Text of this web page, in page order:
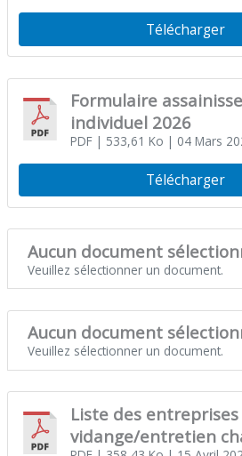
Télécharger
Formulaire
individuel 2026
PDF| 533,61 Ko | 04 Mars
Télécharger
Aucun document
Veuillez sélectionner un document.
Aucun document
Veuillez sélectionner un document.
Liste des
vidange/entretien